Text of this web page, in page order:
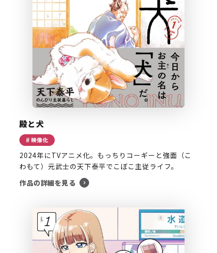
殿と犬
2024年にTVアニメ化。もっちりコーギーと強面（こ
わもて）元武士の天下泰平でこぼこ主従ライフ。
作品の詳細を見る